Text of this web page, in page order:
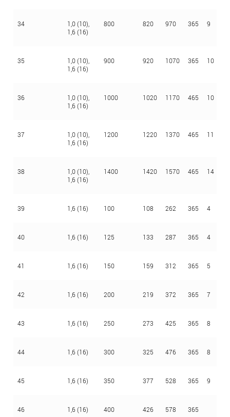
34
1,0 (10),
1,6 (16)
800 820 970 365 9
35
1,0 (10),
1,6 (16)
900 920 1070 365 10
36
1,0 (10),
1,6 (16)
1000 1020 1170 465 10
37
1,0 (10),
1,6 (16)
1200 1220 1370 465 11
38
1,0 (10),
1,6 (16)
1400 1420 1570 465 14
39 1,6 (16) 100 108 262 365 4
40 1,6 (16) 125 133 287 365 4
41 1,6 (16) 150 159 312 365 5
42 1,6 (16) 200 219 372 365 7
43 1,6 (16) 250 273 425 365 8
44 1,6 (16) 300 325 476 365 8
45 1,6 (16) 350 377 528 365 9
46 1,6 (16) 400 426 578 365